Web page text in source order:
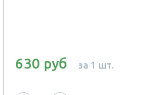
630 руб за 1 шт.